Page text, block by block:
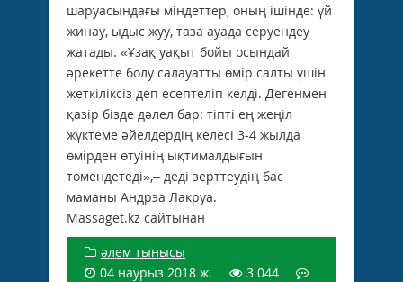
шаруасындағы міндеттер, оның ішінде: үй
жинау, ыдыс жуу, таза ауада серуендеу
жатады. «Ұзақ уақыт бойы осындай
әрекетте болу салауатты өмір салты үшін
жеткіліксіз деп есептеліп келді. Дегенмен
қазір бізде дәлел бар: тіпті ең жеңіл
жүктеме әйелдердің келесі 3-4 жылда
өмірден өтуінің ықтималдығын
төмендетеді»,– деді зерттеудің бас
маманы Андрэа Лакруа.
Massaget.kz сайтынан
әлем тынысы
04 наурыз 2018 ж.
3 044